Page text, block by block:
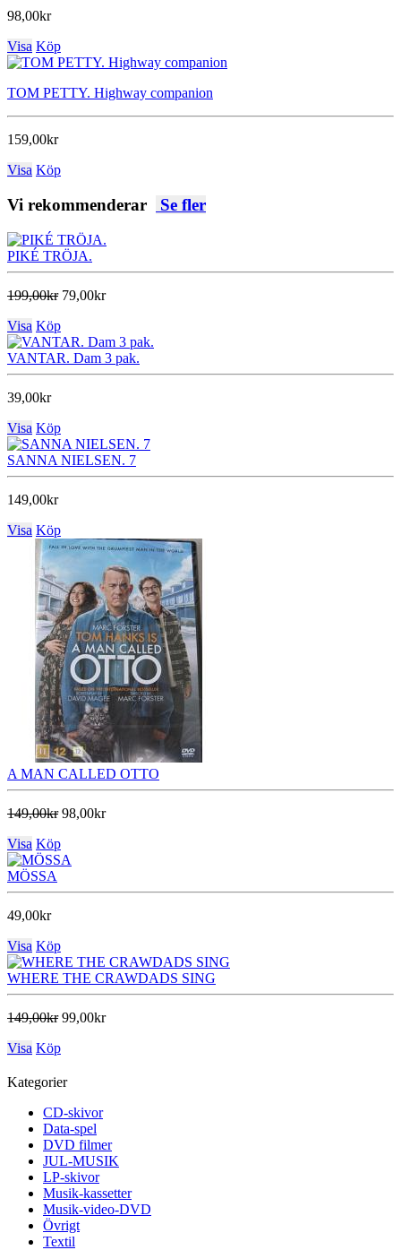
98,00kr
Visa Köp
TOM PETTY. Highway companion
159,00kr
Visa Köp
Vi rekommenderar Se fler
PIKÉ TRÖJA.
199,00kr 79,00kr
Visa Köp
VANTAR. Dam 3 pak.
39,00kr
Visa Köp
SANNA NIELSEN. 7
149,00kr
Visa Köp
A MAN CALLED OTTO
149,00kr 98,00kr
Visa Köp
MÖSSA
49,00kr
Visa Köp
WHERE THE CRAWDADS SING
149,00kr 99,00kr
Visa Köp
Kategorier
CD-skivor
Data-spel
DVD filmer
JUL-MUSIK
LP-skivor
Musik-kassetter
Musik-video-DVD
Övrigt
Textil